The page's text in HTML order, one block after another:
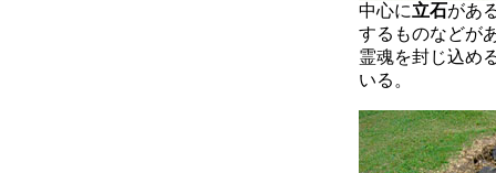
中心に立石があ
するものなどが
霊魂を封じ込め
いる。